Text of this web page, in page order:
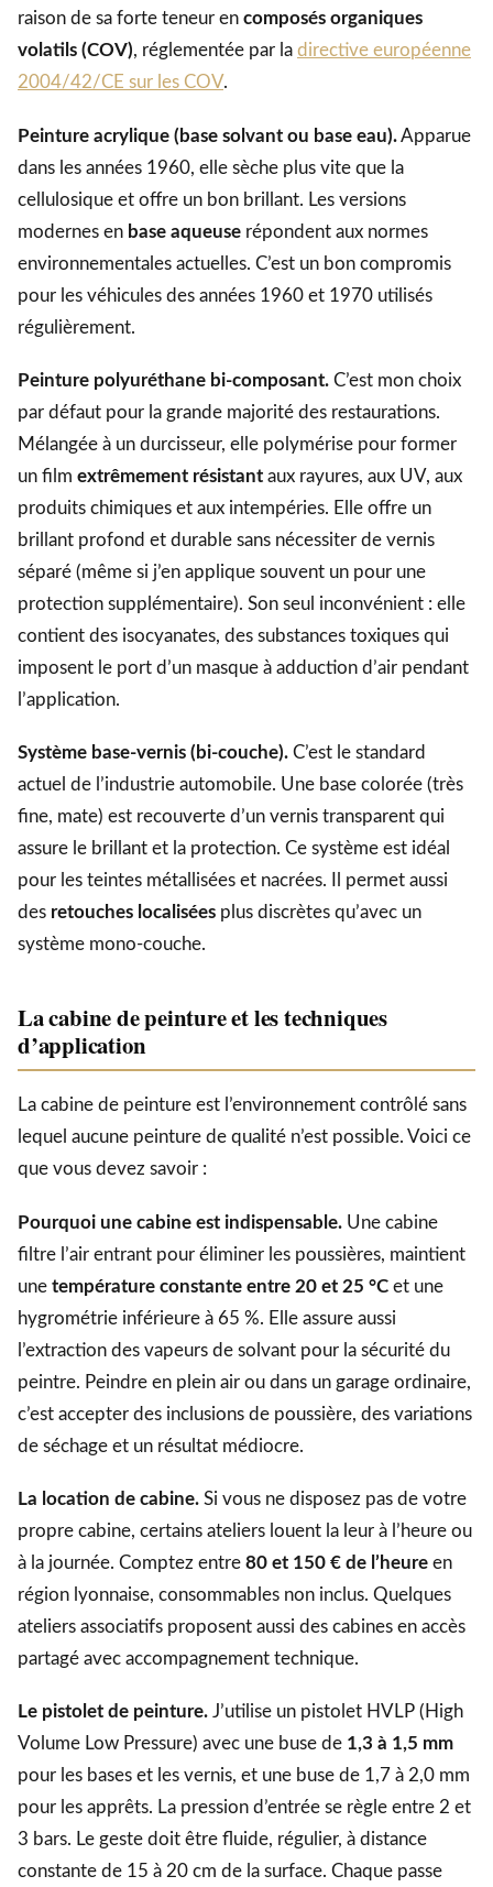
raison de sa forte teneur en composés organiques
volatils (COV), réglementée par la directive européenne
2004/42/CE sur les COV.
Peinture acrylique (base solvant ou base eau).Apparue
dans les années 1960, elle sèche plus vite que la
cellulosique et offre un bon brillant. Les versions
modernes en base aqueuse répondent aux normes
environnementales actuelles. C’est un bon compromis
pour les véhicules des années 1960 et 1970 utilisés
régulièrement.
Peinture polyuréthane bi-composant. C’est mon choix
par défaut pour la grande majorité des restaurations.
Mélangée à un durcisseur, elle polymérise pour former
un film extrêmement résistant aux rayures, aux UV, aux
produits chimiques et aux intempéries. Elle offre un
brillant profond et durable sans nécessiter de vernis
séparé (même si j’en applique souvent un pour une
protection supplémentaire). Son seul inconvénient : elle
contient des isocyanates, des substances toxiques qui
imposent le port d’un masque à adduction d’air pendant
l’application.
Système base-vernis (bi-couche). C’est le standard
actuel de l’industrie automobile. Une base colorée (très
fine, mate) est recouverte d’un vernis transparent qui
assure le brillant et la protection. Ce système est idéal
pour les teintes métallisées et nacrées. Il permet aussi
des retouches localisées plus discrètes qu’avec un
système mono-couche.
La cabine de peinture et les techniques
d’application
La cabine de peinture est l’environnement contrôlé sans
lequel aucune peinture de qualité n’est possible. Voici ce
que vous devez savoir :
Pourquoi une cabine est indispensable. Une cabine
filtre l’air entrant pour éliminer les poussières, maintient
une température constante entre 20 et 25 °C et une
hygrométrie inférieure à 65 %. Elle assure aussi
l’extraction des vapeurs de solvant pour la sécurité du
peintre. Peindre en plein air ou dans un garage ordinaire,
c’est accepter des inclusions de poussière, des variations
de séchage et un résultat médiocre.
La location de cabine. Si vous ne disposez pas de votre
propre cabine, certains ateliers louent la leur à l’heure ou
à la journée. Comptez entre 80 et 150 € de l’heure en
région lyonnaise, consommables non inclus. Quelques
ateliers associatifs proposent aussi des cabines en accès
partagé avec accompagnement technique.
Le pistolet de peinture. J’utilise un pistolet HVLP (High
Volume Low Pressure) avec une buse de 1,3 à 1,5 mm
pour les bases et les vernis, et une buse de 1,7 à 2,0 mm
pour les apprêts. La pression d’entrée se règle entre 2 et
3 bars. Le geste doit être fluide, régulier, à distance
constante de 15 à 20 cm de la surface. Chaque passe